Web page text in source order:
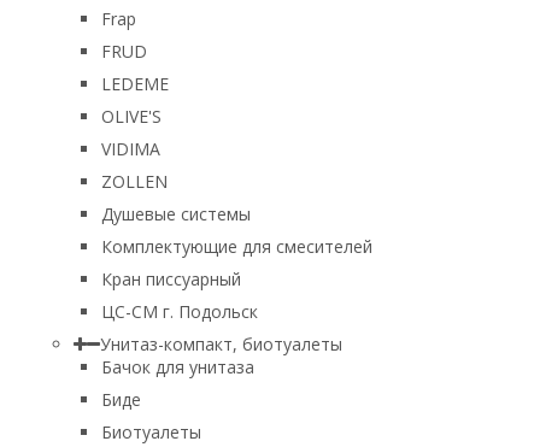
Frap
FRUD
LEDEME
OLIVE'S
VIDIMA
ZOLLEN
Душевые системы
Комплектующие для смесителей
Кран писсуарный
ЦС-СМ г. Подольск
Унитаз-компакт, биотуалеты
Бачок для унитаза
Биде
Биотуалеты